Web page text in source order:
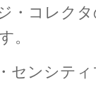
・コレク
。
センシテ